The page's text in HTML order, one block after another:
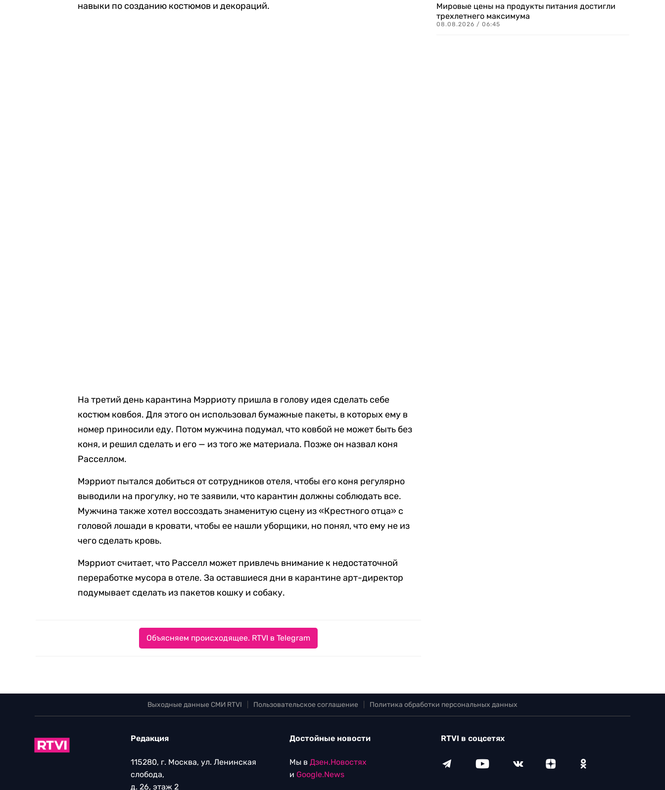
навыки по созданию костюмов и декораций.
На третий день карантина Мэрриоту пришла в голову идея сделать себе
костюм ковбоя. Для этого он использовал бумажные пакеты, в которых ему в
номер приносили еду. Потом мужчина подумал, что ковбой не может быть без
коня, и решил сделать и его — из того же материала. Позже он назвал коня
Расселлом.
Мэрриот пытался добиться от сотрудников отеля, чтобы его коня регулярно
выводили на прогулку, но те заявили, что карантин должны соблюдать все.
Мужчина также хотел воссоздать знаменитую сцену из «‎Крестного отца» с
головой лошади в кровати, чтобы ее нашли уборщики, но понял, что ему не из
чего сделать кровь.
Мэрриот считает, что Расселл может привлечь внимание к недостаточной
переработке мусора в отеле. За оставшиеся дни в карантине арт-директор
подумывает сделать из пакетов кошку и собаку.
Объясняем происходящее. RTVI в Telegram
Мировые цены на продукты питания достигли
трехлетнего максимума
08.08.2026 / 06:45
Выходные данные СМИ RTVI Пользовательское соглашение Политика обработки персональных данных
Редакция
115280, г. Москва, ул. Ленинская
слобода,
д. 26, этаж 2
Достойные новости
Мы в Дзен.Новостях
и Google.News
RTVI в соцсетях